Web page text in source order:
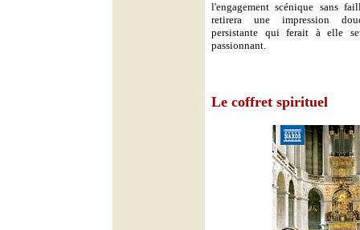
l'engagement scénique sans
retirera une impression
persistante qui ferait à elle
passionnant.
Le coffret spirituel